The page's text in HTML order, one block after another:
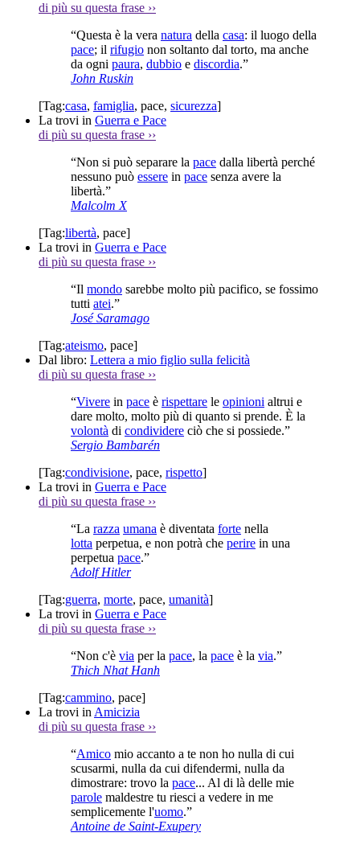
di più su questa frase ››
“Questa è la vera natura della casa: il luogo della
pace; il rifugio non soltanto dal torto, ma anche
da ogni paura, dubbio e discordia.”
John Ruskin
[Tag:casa, famiglia, pace, sicurezza]
La trovi in Guerra e Pace
di più su questa frase ››
“Non si può separare la pace dalla libertà perché
nessuno può essere in pace senza avere la
libertà.”
Malcolm X
[Tag:libertà, pace]
La trovi in Guerra e Pace
di più su questa frase ››
“Il mondo sarebbe molto più pacifico, se fossimo
tutti atei.”
José Saramago
[Tag:ateismo, pace]
Dal libro: Lettera a mio figlio sulla felicità
di più su questa frase ››
“Vivere in pace è rispettare le opinioni altrui e
dare molto, molto più di quanto si prende. È la
volontà di condividere ciò che si possiede.”
Sergio Bambarén
[Tag:condivisione, pace, rispetto]
La trovi in Guerra e Pace
di più su questa frase ››
“La razza umana è diventata forte nella
lotta perpetua, e non potrà che perire in una
perpetua pace.”
Adolf Hitler
[Tag:guerra, morte, pace, umanità]
La trovi in Guerra e Pace
di più su questa frase ››
“Non c'è via per la pace, la pace è la via.”
Thich Nhat Hanh
[Tag:cammino, pace]
La trovi in Amicizia
di più su questa frase ››
“Amico mio accanto a te non ho nulla di cui
scusarmi, nulla da cui difendermi, nulla da
dimostrare: trovo la pace... Al di là delle mie
parole maldestre tu riesci a vedere in me
semplicemente l'uomo.”
Antoine de Saint-Exupery